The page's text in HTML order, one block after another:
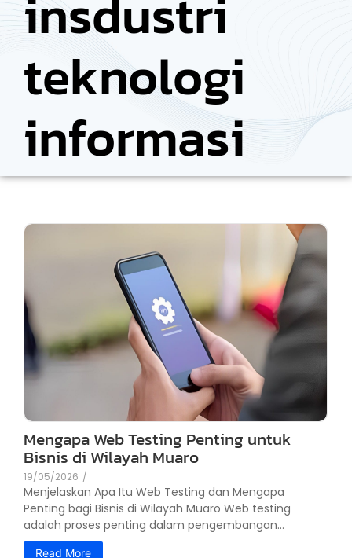
teknologi
informasi
Mengapa Web Testing Penting untuk
Bisnis di Wilayah Muaro
19/05/2026 /
Menjelaskan Apa Itu Web Testing dan Mengapa
Penting bagi Bisnis di Wilayah Muaro Web testing
adalah proses penting dalam pengembangan...
Read More